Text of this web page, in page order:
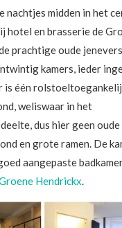
nachtjes midden in het
hotel en brasserie de
prachtige oude
kamers, ieder
is één
weliswaar in het
dus hier geen
en grote ramen. De
aangepaste
Hendrickx.